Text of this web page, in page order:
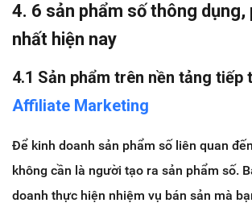
4. 6 sản phẩm số thông dụng,
nhất hiện nay
4.1 Sản phẩm trên nền tảng tiếp
Affiliate Marketing
Để kinh doanh sản phẩm số liên quan
không cần là người tạo ra sản phẩm số.
doanh thực hiện nhiệm vụ bán sản mà